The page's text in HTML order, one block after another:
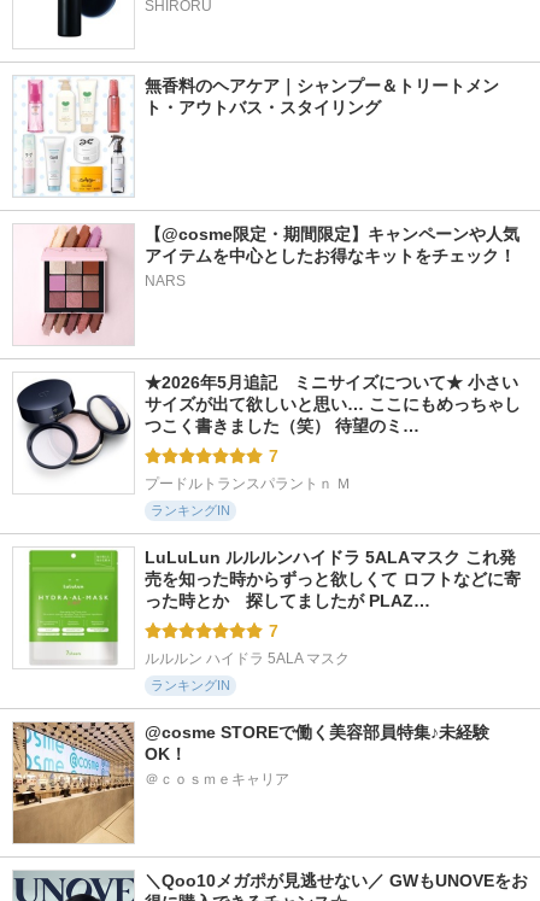
SHIRORU
無香料のヘアケア｜シャンプー＆トリートメン
ト・アウトバス・スタイリング
【@cosme限定・期間限定】キャンペーンや人気
アイテムを中心としたお得なキットをチェック！
NARS
★2026年5月追記　ミニサイズについて★ 小さい
サイズが出て欲しいと思い… ここにもめっちゃし
つこく書きました（笑） 待望のミ…
7
プードルトランスパラントｎ Ｍ
ランキングIN
LuLuLun ルルルンハイドラ 5ALAマスク これ発
売を知った時からずっと欲しくて ロフトなどに寄
った時とか　探してましたが PLAZ…
7
ルルルン ハイドラ 5ALA マスク
ランキングIN
@cosme STOREで働く美容部員特集♪未経験
OK！
＠ｃｏｓｍｅキャリア
＼Qoo10メガポが見逃せない／ GWもUNOVEをお